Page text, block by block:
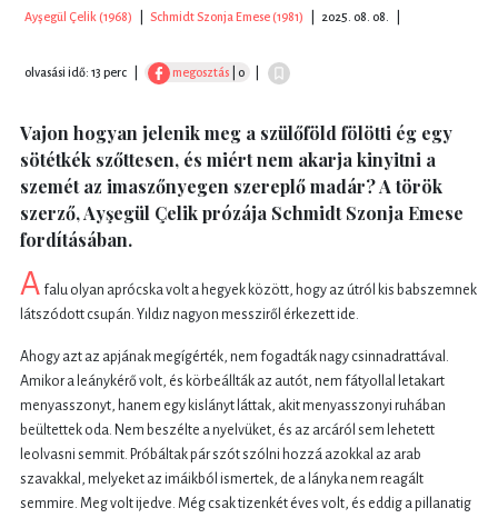
Ayşegül Çelik (1968) Schmidt Szonja Emese (1981) 2025. 08. 08.
olvasási idő: 13 perc megosztás | 0
Vajon hogyan jelenik meg a szülőföld fölötti ég egy
sötétkék szőttesen, és miért nem akarja kinyitni a
szemét az imaszőnyegen szereplő madár? A török
szerző, Ayşegül Çelik prózája Schmidt Szonja Emese
fordításában.
A falu olyan aprócska volt a hegyek között, hogy az útról kis babszemnek
látszódott csupán. Yıldız nagyon messziről érkezett ide.
Ahogy azt az apjának megígérték, nem fogadták nagy csinnadrattával.
Amikor a leánykérő volt, és körbeállták az autót, nem fátyollal letakart
menyasszonyt, hanem egy kislányt láttak, akit menyasszonyi ruhában
beültettek oda. Nem beszélte a nyelvüket, és az arcáról sem lehetett
leolvasni semmit. Próbáltak pár szót szólni hozzá azokkal az arab
szavakkal, melyeket az imáikból ismertek, de a lányka nem reagált
semmire. Meg volt ijedve. Még csak tizenkét éves volt, és eddig a pillanatig